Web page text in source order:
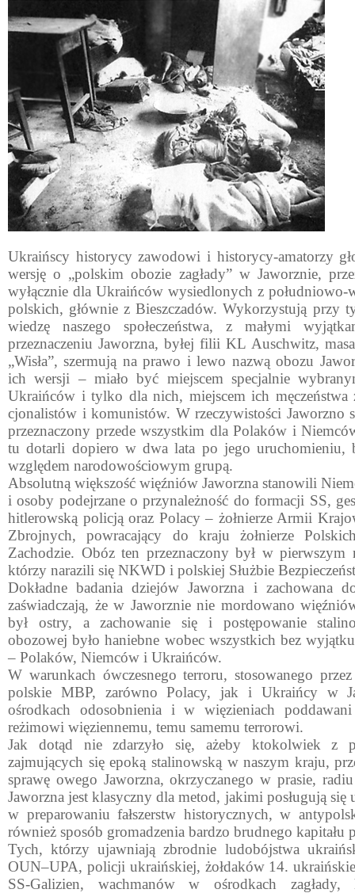
Ukraińscy historycy zawodowi i histo­rycy-amatorzy
wersję o „polskim obozie zagła­dy” w Jaworznie,
wyłącznie dla Ukraińców wy­siedlonych z południowo-
polskich, głów­nie z Bieszczadów. Wykorzystują przy
wiedzę naszego społeczeństwa, z małymi
przeznaczeniu Jaworzna, byłej filii KL Auschwitz,
„Wisła”, szermują na prawo i lewo naz­wą obozu
ich wersji – miało być miejscem specjalnie
Ukraińców i tylko dla nich, miejscem ich
cjonalistów i komunistów. W rzeczywistości Jaworzno
przezna­czony przede wszystkim dla Polaków i
tu dotarli dopiero w dwa lata po jego uruchomieniu,
względem narodowościowym grupą.
Absolutną większość więźniów Jaworzna stanowili
i osoby podejrzane o przynależność do formacji SS,
hitle­rowską policją oraz Polacy – żołnierze Armii
Zbrojnych, powracający do kraju żołnierze
Zachodzie. Obóz ten prze­znaczony był w pierwszym
którzy narazili się NKWD i polskiej Służbie
Dokładne badania dziejów Jaworzna i zachowana
zaświadczają, że w Jaworznie nie mordowano
był ostry, a zachowanie się i postępowanie
obozowej było haniebne wo­bec wszystkich bez
– Pola­ków, Niemców i Ukraińców.
W warunkach ówczesnego terroru, stosowanego
polskie MBP, zarówno Polacy, jak i Ukraińcy w
ośrodkach odosobnienia i w więzieniach
reżimowi więziennemu, temu samemu terrorowi.
Jak dotąd nie zdarzyło się, ażeby ktokolwiek z
zajmujących się epoką stalinowską w naszym kraju,
sprawę owego Jaworzna, okrzyczanego w prasie,
Jaworzna jest klasycz­ny dla metod, jakimi posługują się
w preparowaniu fałszerstw historycznych, w
również sposób gromadzenia bardzo brudnego kapitału
Tych, którzy ujawniają zbrodnie ludobójstwa
OUN–UPA, policji ukraińskiej, żołdaków 14.
SS-Galizien, wachmanów w ośrodkach zagła­dy,